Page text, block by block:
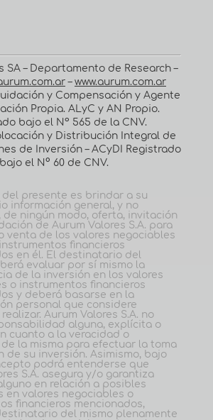
SA – Departamento de Research –
– www.aurum.com.ar
y Compensación y Agente
Propia. ALyC y AN Propio.
bajo el Nº 565 de la CNV.
y Distribución Integral de
de Inversión – ACyDI Registrado
bajo el N° 60 de CNV.
del presente es brindar a su
información general, y no
de ningún modo, oferta, invitación
de Aurum Valores S.A. para
venta de los valores negociables
financieros
en él. El destinatario del
evaluar por sí mismo la
de la inversión en los valores
o instrumentos financieros
y deberá basarse en la
personal que considere
Aurum Valores S.A. no
alguna, explícita o
cuanto a la veracidad o
la misma para efectuar la toma
de su inversión. Asimismo, bajo
podrá entenderse que
S.A. asegura y/o garantiza
en relación a posibles
en valores negociables o
financieros mencionados,
del mismo plenamente